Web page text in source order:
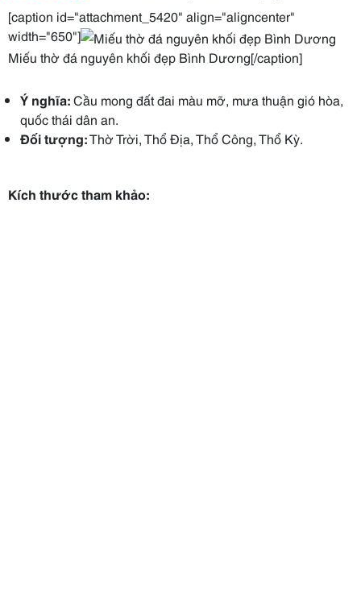
[caption id="attachment_5420" align="aligncenter"
width="650"]
Miếu thờ đá nguyên khối đẹp Bình Dương[/caption]
Ý nghĩa:Cầu mong đất đai màu mỡ, mưa thuận gió hòa,
quốc thái dân an.
Đối tượng:Thờ Trời, Thổ Địa, Thổ Công, Thổ Kỳ.
Kích thước tham khảo: